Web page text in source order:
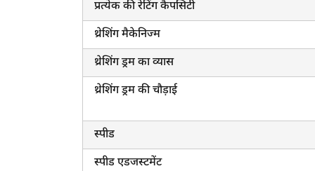
प्रत्येक की रेटिंग कैपसिटी
थ्रेशिंग मैकेनिज्म
थ्रेशिंग ड्रम का व्यास
थ्रेशिंग ड्रम की चौड़ाई
स्पीड
स्पीड एडजस्टमेंट